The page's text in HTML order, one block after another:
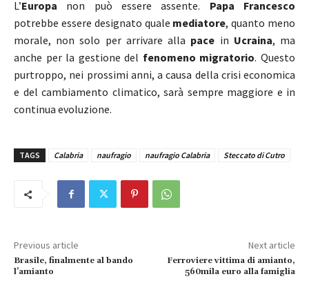
L’Europa non può essere assente. Papa Francesco
potrebbe essere designato quale mediatore, quanto meno
morale, non solo per arrivare alla pace in Ucraina, ma
anche per la gestione del fenomeno migratorio. Questo
purtroppo, nei prossimi anni, a causa della crisi economica
e del cambiamento climatico, sarà sempre maggiore e in
continua evoluzione.
TAGS Calabria naufragio naufragio Calabria Steccato di Cutro
Previous article
Brasile, finalmente al bando
l’amianto
Next article
Ferroviere vittima di amianto,
560mila euro alla famiglia